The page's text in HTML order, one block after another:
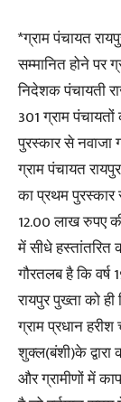
*ग्राम पंचायत
सम्मानित होने पर
निदेशक पंचायती
301 ग्राम
पुरस्कार से नवाजा
ग्राम पंचायत
का प्रथम पुरस्कार
12.00 लाख रुपए
में सीधे हस्तांतरित
गौरतलब है कि
रायपुर पुख्ता को
ग्राम प्रधान
शुक्ल(बंशी)के द्वारा
और ग्रामीणों में